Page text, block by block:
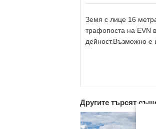
Земя с лице 16
трафопоста на EVN
дейност.Възможно е
Другите търсят